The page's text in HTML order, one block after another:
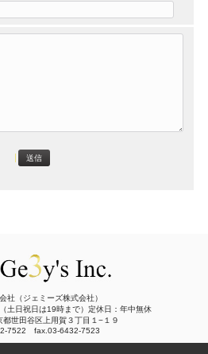
社（ジェミーズ株式会社）
土日祝日は19時まで）定休日：年中無休
世田谷区上用賀３丁目１−１９
7522 fax.03-6432-7523